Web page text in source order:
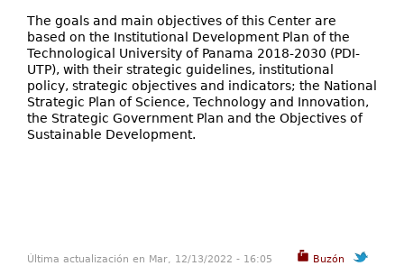
The goals and main objectives of this Center are
based on the Institutional Development Plan of the
Technological University of Panama 2018-2030 (PDI-
UTP), with their strategic guidelines, institutional
policy, strategic objectives and indicators; the National
Strategic Plan of Science, Technology and Innovation,
the Strategic Government Plan and the Objectives of
Sustainable Development.
Buzón
Última actualización en Mar, 12/13/2022 - 16:05